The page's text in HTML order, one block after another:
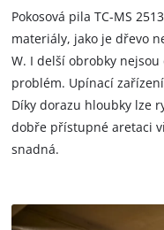
Pokosová pila TC-MS
materiály, jako je dřevo
W. I delší obrobky
problém. Upínací
Díky dorazu hloubky lze
dobře přístupné aretaci
snadná.